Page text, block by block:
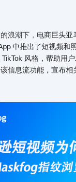
浪潮下，电商巨头亚
中推出了短视频和
风格，帮助用
信息流功能，宣布相